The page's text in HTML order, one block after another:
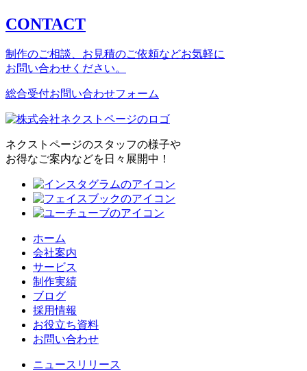
CONTACT
制作のご相談、お見積のご依頼などお気軽に
お問い合わせください。
総合受付お問い合わせフォーム
ネクストページのスタッフの様子や
お得なご案内などを日々展開中！
ホーム
会社案内
サービス
制作実績
ブログ
採用情報
お役立ち資料
お問い合わせ
ニュースリリース